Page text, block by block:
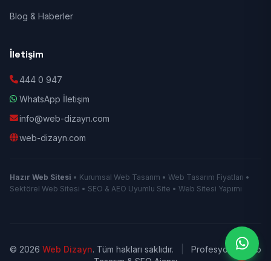
Blog & Haberler
İletişim
444 0 947
WhatsApp İletişim
info@web-dizayn.com
web-dizayn.com
Hazır Web Sitesi • Kurumsal Web Tasarım • Web Tasarım Fiyatları •
Sektörel Web Sitesi • SEO & AEO Uyumlu Site • Web Sitesi Yapımı
© 2026 Web Dizayn. Tüm hakları saklıdır.
Profesyonel Web